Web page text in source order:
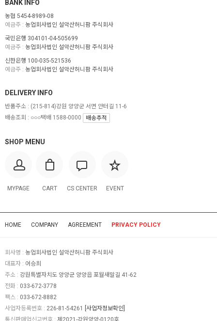
BANK INFO
농협 5454-8989-08
예금주 : 농업회사법인 설악산허니팜 주식회사
국민은행 304101-04-505699
예금주 : 농업회사법인 설악산허니팜 주식회사
신한은행 100-035-521536
예금주 : 농업회사법인 설악산허니팜 주식회사
SHOP MENU
MYPAGE CART CS CENTER EVENT
DELIVERY INFO
반품주소 : (215-814)강원 양양군 서면 안터길 11-6
배송조회 : ○○○택배 1588-0000
배송추적
HOME COMPANY AGREEMENT PRIVACY POLICY
회사명 : 농업회사법인 설악산허니팜 주식회사
대표자 : 어승희
주소 : 강원특별자치도 양양군 양양읍 포월새말길 41-62
전화 : 033-672-3778
팩스 : 033-672-8882
사업자등록번호 : 226-81-54261
[사업자정보확인]
통신판매업신고번호 : 제2021-강원양양-0120호